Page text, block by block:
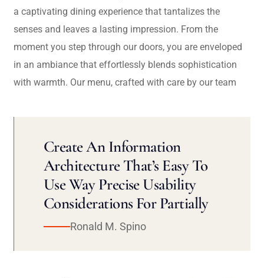
a captivating dining experience that tantalizes the
senses and leaves a lasting impression. From the
moment you step through our doors, you are enveloped
in an ambiance that effortlessly blends sophistication
with warmth. Our menu, crafted with care by our team
Create An Information
Architecture That’s Easy To
Use Way Precise Usability
Considerations For Partially
Ronald M. Spino